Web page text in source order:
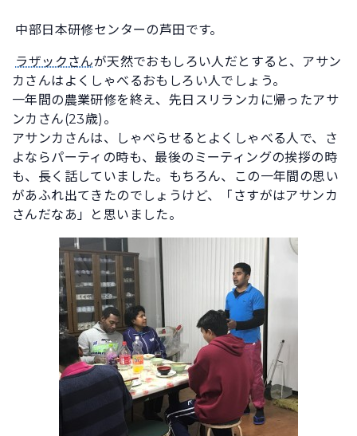
中部日本研修センターの芦田です。
ラザックさんが天然でおもしろい人だとすると、アサン
カさんはよくしゃべるおもしろい人でしょう。
一年間の農業研修を終え、先日スリランカに帰ったアサ
ンカさん(23歳)。
アサンカさんは、しゃべらせるとよくしゃべる人で、さ
よならパーティの時も、最後のミーティングの挨拶の時
も、長く話していました。もちろん、この一年間の思い
があふれ出てきたのでしょうけど、「さすがはアサンカ
さんだなあ」と思いました。